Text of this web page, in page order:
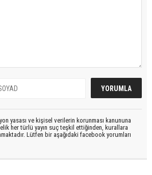
yasası ve kişisel verilerin korunması kanununa
her türlü yayın suç teşkil ettiğinden, kurallara
Lütfen bir aşağıdaki facebook yorumları